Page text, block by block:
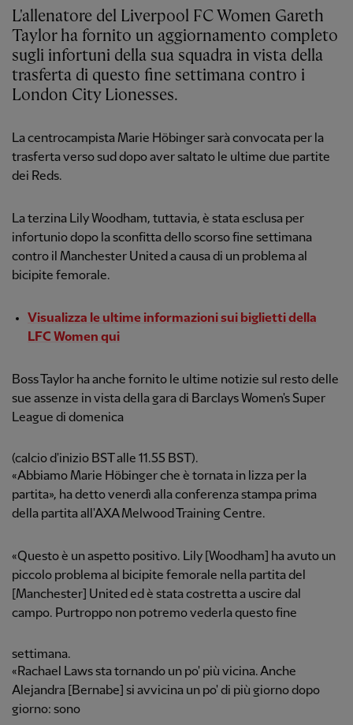
L'allenatore del Liverpool FC Women Gareth
Taylor ha fornito un aggiornamento completo
sugli infortuni della sua squadra in vista della
trasferta di questo fine settimana contro i
London City Lionesses.
La centrocampista Marie Höbinger sarà convocata per la
trasferta verso sud dopo aver saltato le ultime due partite
dei Reds.
La terzina Lily Woodham, tuttavia, è stata esclusa per
infortunio dopo la sconfitta dello scorso fine settimana
contro il Manchester United a causa di un problema al
bicipite femorale.
Visualizza le ultime informazioni sui biglietti della
LFC Women qui
Boss Taylor ha anche fornito le ultime notizie sul resto delle
sue assenze in vista della gara di Barclays Women's Super
League di domenica
(calcio d'inizio BST alle 11.55 BST).
«Abbiamo Marie Höbinger che è tornata in lizza per la
partita», ha detto venerdì alla conferenza stampa prima
della partita all'AXA Melwood Training Centre.
«Questo è un aspetto positivo. Lily [Woodham] ha avuto un
piccolo problema al bicipite femorale nella partita del
[Manchester] United ed è stata costretta a uscire dal
campo. Purtroppo non potremo vederla questo fine
settimana.
«Rachael Laws sta tornando un po' più vicina. Anche
Alejandra [Bernabe] si avvicina un po' di più giorno dopo
giorno: sono